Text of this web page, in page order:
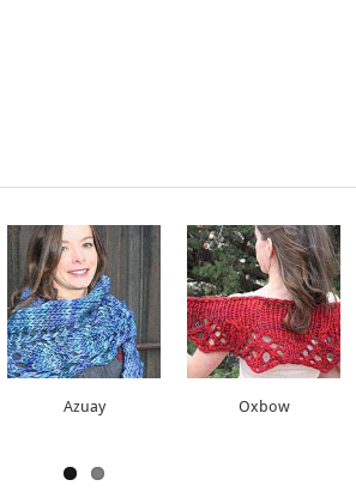
Azuay Oxbow